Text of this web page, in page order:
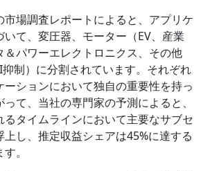
市場調査レポートによると、アプリケ
いて、変圧器、モーター（EV、産業
＆パワーエレクトロニクス、その他
抑制）に分割されています。それぞれ
ーションにおいて独自の重要性を持っ
て、当社の専門家の予測によると、
るタイムラインにおいて主要なサブセ
上し、推定収益シェアは45%に達する
。